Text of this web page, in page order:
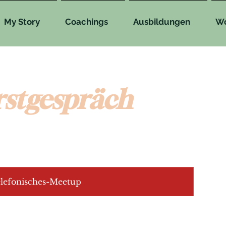
My Story Coachings Ausbildungen
Meetup